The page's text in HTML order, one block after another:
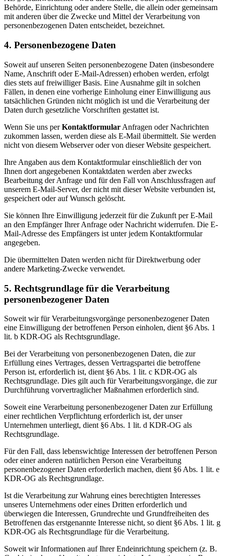
Behörde, Einrichtung oder andere Stelle, die allein oder gemeinsam
mit anderen über die Zwecke und Mittel der Verarbeitung von
personenbezogenen Daten entscheidet, bezeichnet.
4. Personenbezogene Daten
Soweit auf unseren Seiten personenbezogene Daten (insbesondere
Name, Anschrift oder E-Mail-Adressen) erhoben werden, erfolgt
dies stets auf freiwilliger Basis. Eine Ausnahme gilt in solchen
Fällen, in denen eine vorherige Einholung einer Einwilligung aus
tatsächlichen Gründen nicht möglich ist und die Verarbeitung der
Daten durch gesetzliche Vorschriften gestattet ist.
Wenn Sie uns perKontaktformular Anfragen oder Nachrichten
zukommen lassen, werden diese als E-Mail übermittelt. Sie werden
nicht von diesem Webserver oder von dieser Website gespeichert.
Ihre Angaben aus dem Kontaktformular einschließlich der von
Ihnen dort angegebenen Kontaktdaten werden aber zwecks
Bearbeitung der Anfrage und für den Fall von Anschlussfragen auf
unserem E-Mail-Server, der nicht mit dieser Website verbunden ist,
gespeichert oder auf Wunsch gelöscht.
Sie können Ihre Einwilligung jederzeit für die Zukunft per E-Mail
an den Empfänger Ihrer Anfrage oder Nachricht widerrufen. Die E-
Mail-Adresse des Empfängers ist unter jedem Kontaktformular
angegeben.
Die übermittelten Daten werden nicht für Direktwerbung oder
andere Marketing-Zwecke verwendet.
5. Rechtsgrundlage für die Verarbeitung
personenbezogener Daten
Soweit wir für Verarbeitungsvorgänge personenbezogener Daten
eine Einwilligung der betroffenen Person einholen, dient §6 Abs. 1
lit. b KDR-OG als Rechtsgrundlage.
Bei der Verarbeitung von personenbezogenen Daten, die zur
Erfüllung eines Vertrages, dessen Vertragspartei die betroffene
Person ist, erforderlich ist, dient §6 Abs. 1 lit. c KDR-OG als
Rechtsgrundlage. Dies gilt auch für Verarbeitungsvorgänge, die zur
Durchführung vorvertraglicher Maßnahmen erforderlich sind.
Soweit eine Verarbeitung personenbezogener Daten zur Erfüllung
einer rechtlichen Verpflichtung erforderlich ist, der unser
Unternehmen unterliegt, dient §6 Abs. 1 lit. d KDR-OG als
Rechtsgrundlage.
Für den Fall, dass lebenswichtige Interessen der betroffenen Person
oder einer anderen natürlichen Person eine Verarbeitung
personenbezogener Daten erforderlich machen, dient §6 Abs. 1 lit. e
KDR-OG als Rechtsgrundlage.
Ist die Verarbeitung zur Wahrung eines berechtigten Interesses
unseres Unternehmens oder eines Dritten erforderlich und
überwiegen die Interessen, Grundrechte und Grundfreiheiten des
Betroffenen das erstgenannte Interesse nicht, so dient §6 Abs. 1 lit. g
KDR-OG als Rechtsgrundlage für die Verarbeitung.
Soweit wir Informationen auf Ihrer Endeinrichtung speichern (z. B.